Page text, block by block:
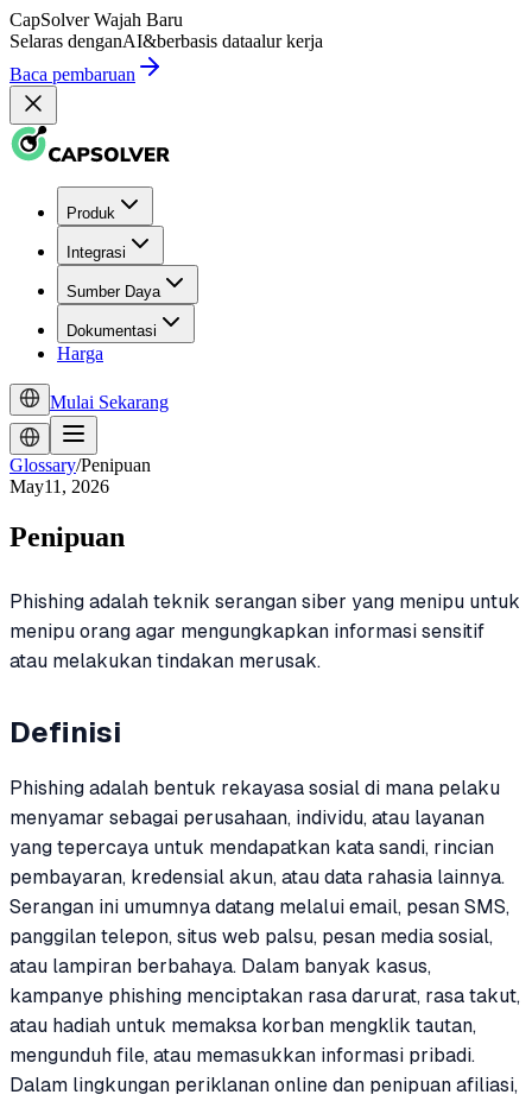
CapSolver Wajah Baru
Selaras denganAI&berbasis dataalur kerja
Baca pembaruan
Produk
Integrasi
Sumber Daya
Dokumentasi
Harga
Mulai Sekarang
Glossary/Penipuan
May11, 2026
Penipuan
Phishing adalah teknik serangan siber yang menipu untuk
menipu orang agar mengungkapkan informasi sensitif
atau melakukan tindakan merusak.
Definisi
Phishing adalah bentuk rekayasa sosial di mana pelaku
menyamar sebagai perusahaan, individu, atau layanan
yang tepercaya untuk mendapatkan kata sandi, rincian
pembayaran, kredensial akun, atau data rahasia lainnya.
Serangan ini umumnya datang melalui email, pesan SMS,
panggilan telepon, situs web palsu, pesan media sosial,
atau lampiran berbahaya. Dalam banyak kasus,
kampanye phishing menciptakan rasa darurat, rasa takut,
atau hadiah untuk memaksa korban mengklik tautan,
mengunduh file, atau memasukkan informasi pribadi.
Dalam lingkungan periklanan online dan penipuan afiliasi,